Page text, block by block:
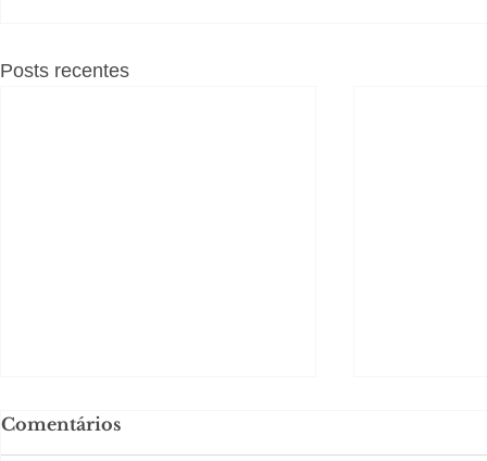
Posts recentes
Comentários